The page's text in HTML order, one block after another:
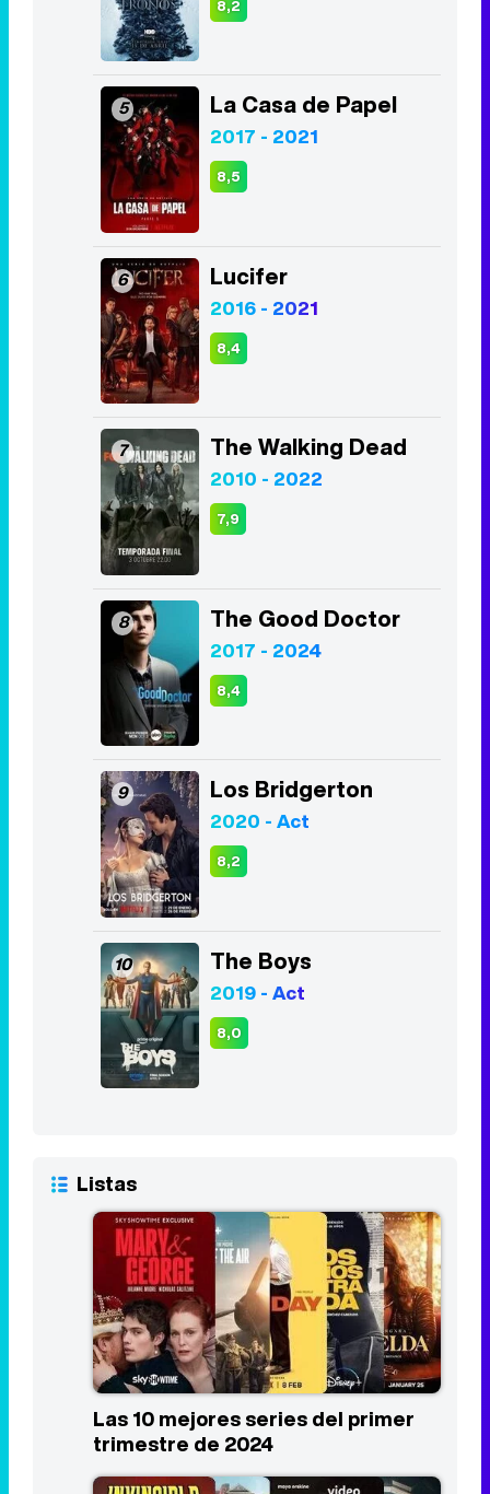
8,2
5 La Casa de Papel
2017 - 2021
8,5
6 Lucifer
2016 - 2021
8,4
7 The Walking Dead
2010 - 2022
7,9
8 The Good Doctor
2017 - 2024
8,4
9 Los Bridgerton
2020 - Act
8,2
10 The Boys
2019 - Act
8,0
Listas
Las 10 mejores series del primer
trimestre de 2024